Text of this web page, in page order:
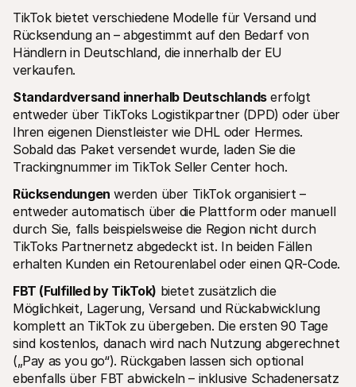
TikTok bietet verschiedene Modelle für Versand und
Rücksendung an – abgestimmt auf den Bedarf von
Händlern in Deutschland, die innerhalb der EU
verkaufen.
Standardversand innerhalb Deutschlands erfolgt
entweder über TikToks Logistikpartner (DPD) oder über
Ihren eigenen Dienstleister wie DHL oder Hermes.
Sobald das Paket versendet wurde, laden Sie die
Trackingnummer im TikTok Seller Center hoch.
Rücksendungen werden über TikTok organisiert –
entweder automatisch über die Plattform oder manuell
durch Sie, falls beispielsweise die Region nicht durch
TikToks Partnernetz abgedeckt ist. In beiden Fällen
erhalten Kunden ein Retourenlabel oder einen QR-Code.
FBT (Fulfilled by TikTok) bietet zusätzlich die
Möglichkeit, Lagerung, Versand und Rückabwicklung
komplett an TikTok zu übergeben. Die ersten 90 Tage
sind kostenlos, danach wird nach Nutzung abgerechnet
(„Pay as you go“). Rückgaben lassen sich optional
ebenfalls über FBT abwickeln – inklusive Schadenersatz